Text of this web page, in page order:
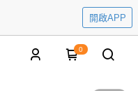
開啟APP
0